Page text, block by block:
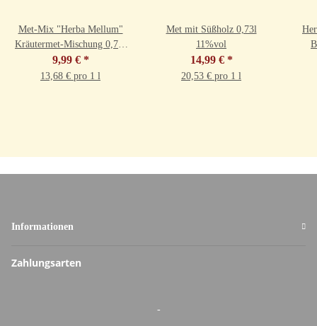
Met-Mix "Herba Mellum"
Kräutermet-Mischung 0,73l
9,5%vol
9,99 € *
13,68 € pro 1 l
Met mit Süßholz 0,73l
11%vol
14,99 € *
20,53 € pro 1 l
Informationen
Zahlungsarten
-